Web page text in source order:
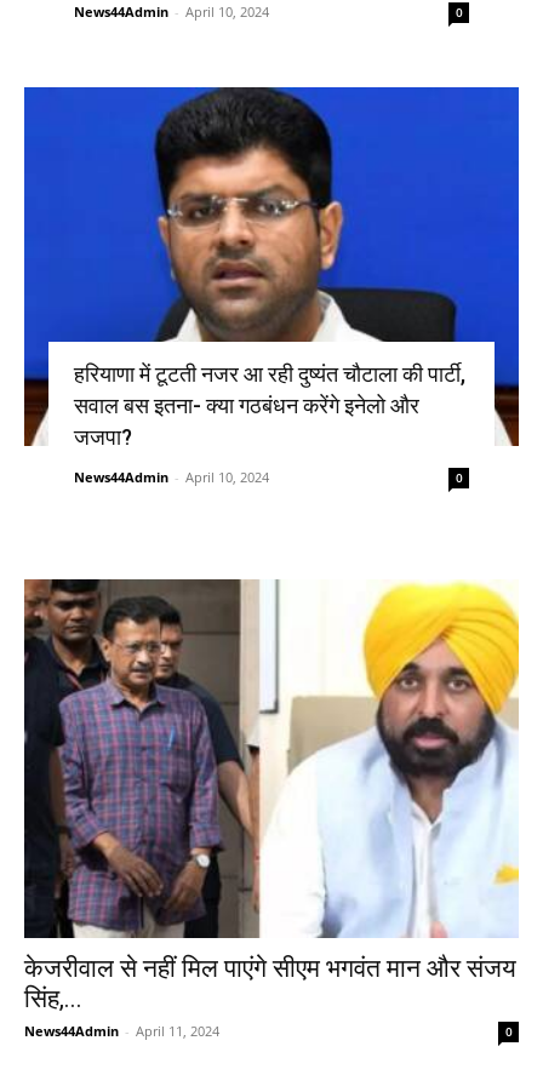
News44Admin - April 10, 2024 0
हरियाणा में टूटती नजर आ रही दुष्यंत चौटाला की पार्टी,
सवाल बस इतना- क्या गठबंधन करेंगे इनेलो और
जजपा?
News44Admin - April 10, 2024 0
केजरीवाल से नहीं मिल पाएंगे सीएम भगवंत मान और संजय
सिंह,...
News44Admin - April 11, 2024 0